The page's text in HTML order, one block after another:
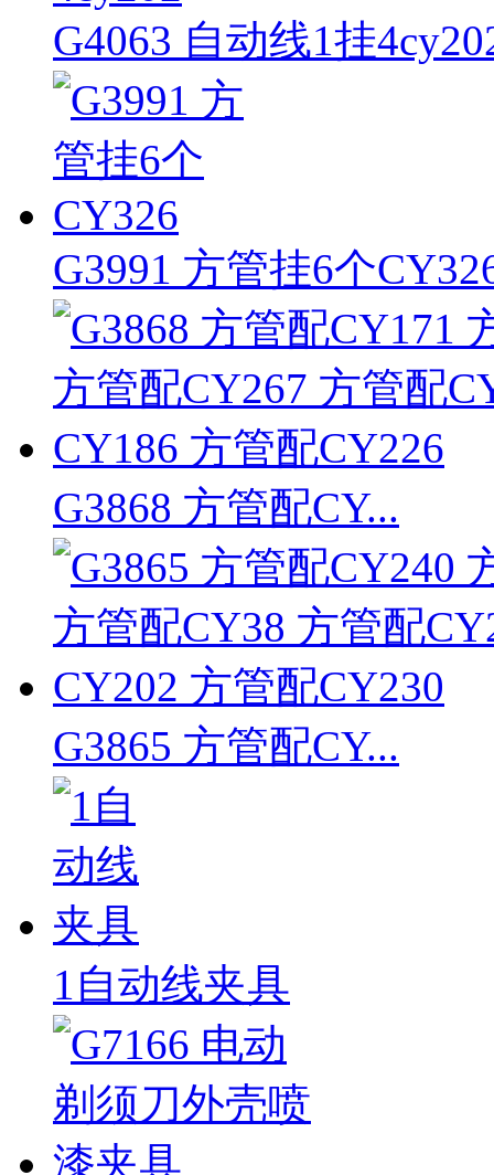
G4063 自动线1挂
G3991 方管挂6个
G3868 方管配CY...
G3865 方管配CY...
1自动线夹具